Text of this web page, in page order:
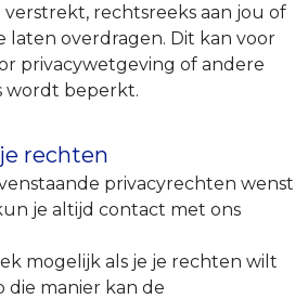
rechtsreeks aan jou of
laten overdragen. Dit kan voor
privacywetgeving of andere
wordt beperkt.
rechten
privacyrechten wenst
je altijd contact met ons
mogelijk als je je rechten wilt
die manier kan de